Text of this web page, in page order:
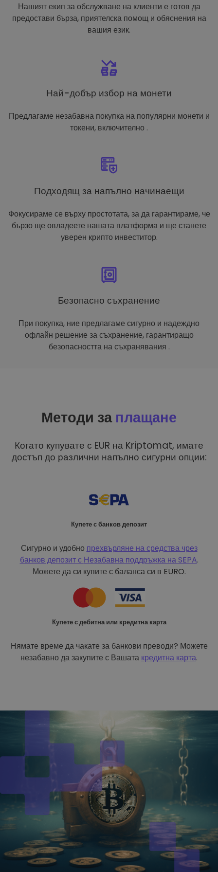
Нашият екип за обслужване на клиенти е готов да
предостави бърза, приятелска помощ и обяснения на
вашия език.
Най-добър избор на монети
Предлагаме незабавна покупка на популярни монети и
токени, включително .
Подходящ за напълно начинаещи
Фокусираме се върху простотата, за да гарантираме, че
бързо ще овладеете нашата платформа и ще станете
уверен крипто инвеститор.
Безопасно съхранение
При покупка, ние предлагаме сигурно и надеждно
офлайн решение за съхранение, гарантиращо
безопасността на съхранявания .
Методи за плащане
Когато купувате с EUR на Kriptomat, имате
достъп до различни напълно сигурни опции:
Купете с банков депозит
Сигурно и удобно прехвърляне на средства чрез
банков депозит с Незабавна поддръжка на SEPA.
Можете да си купите с баланса си в EURO.
Купете с дебитна или кредитна карта
Нямате време да чакате за банкови преводи? Можете
незабавно да закупите с Вашата кредитна карта.